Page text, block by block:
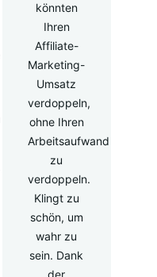
könnten
Ihren
Affiliate-
Marketing-
Umsatz
verdoppeln,
ohne Ihren
Arbeitsaufwand
zu
verdoppeln.
Klingt zu
schön, um
wahr zu
sein. Dank
der